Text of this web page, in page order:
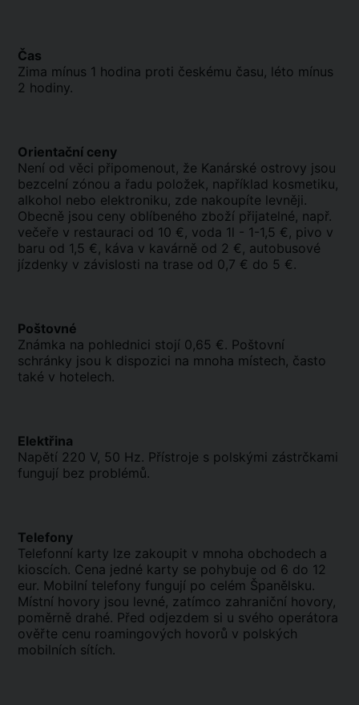
Čas
Zima mínus 1 hodina proti českému času, léto mínus
2 hodiny.
Orientační ceny
Není od věci připomenout, že Kanárské ostrovy jsou
bezcelní zónou a řadu položek, například kosmetiku,
alkohol nebo elektroniku, zde nakoupíte levněji.
Obecně jsou ceny oblíbeného zboží přijatelné, např.
večeře v restauraci od 10 €, voda 1l - 1-1,5 €, pivo v
baru od 1,5 €, káva v kavárně od 2 €, autobusové
jízdenky v závislosti na trase od 0,7 € do 5 €.
Poštovné
Známka na pohlednici stojí 0,65 €. Poštovní
schránky jsou k dispozici na mnoha místech, často
také v hotelech.
Elektřina
Napětí 220 V, 50 Hz. Přístroje s polskými zástrčkami
fungují bez problémů.
Telefony
Telefonní karty lze zakoupit v mnoha obchodech a
kioscích. Cena jedné karty se pohybuje od 6 do 12
eur. Mobilní telefony fungují po celém Španělsku.
Místní hovory jsou levné, zatímco zahraniční hovory,
poměrně drahé. Před odjezdem si u svého operátora
ověřte cenu roamingových hovorů v polských
mobilních sítích.